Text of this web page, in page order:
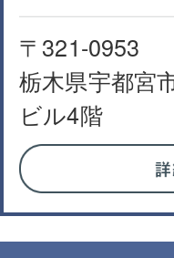
〒321-0953
栃木県宇都宮
ビル4階